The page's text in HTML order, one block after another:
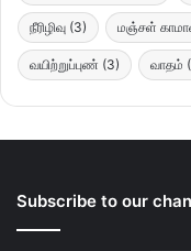
நீரிழிவு (3) மஞ்சள்
வயிற்றுப்புண் (3) வாதம்
Subscribe to our